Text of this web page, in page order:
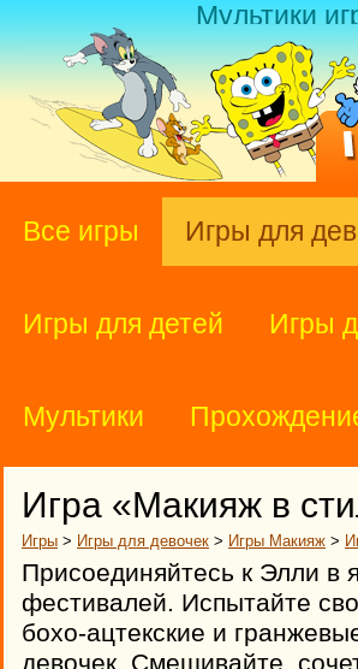
Мультики
Все игры Игры для
Игры для детей Игры
Мультики
Игра «Макияж в
Игры > Игры для девочек > Игры Макияж >
Присоединяйтесь к Элли в
фестивалей. Испытайте
бохо-ацтекские и
девочек. Смешивайте,